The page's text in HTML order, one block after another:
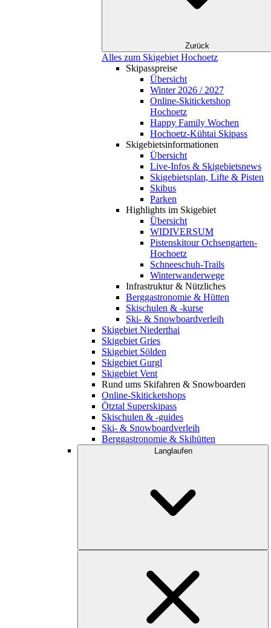
Zurück
Alles zum Skigebiet Hochoetz
Skipasspreise
Übersicht
Winter 2026 / 2027
Online-Skiticketshop
Hochoetz
Happy Family Wochen
Hochoetz-Kühtai Skipass
Skigebietsinformationen
Übersicht
Live-Infos & Skigebietsnews
Skigebietsplan, Lifte & Pisten
Skibus
Parken
Highlights im Skigebiet
Übersicht
WIDIVERSUM
Pistenskitour Ochsengarten-
Hochoetz
Schneeschuh-Trails
Winterwanderwege
Infrastruktur & Nützliches
Berggastronomie & Hütten
Skischulen & -kurse
Ski- & Snowboardverleih
Skigebiet Niederthai
Skigebiet Gries
Skigebiet Sölden
Skigebiet Gurgl
Skigebiet Vent
Rund ums Skifahren & Snowboarden
Online-Skiticketshops
Ötztal Superskipass
Skischulen & -guides
Ski- & Snowboardverleih
Berggastronomie & Skihütten
Langlaufen